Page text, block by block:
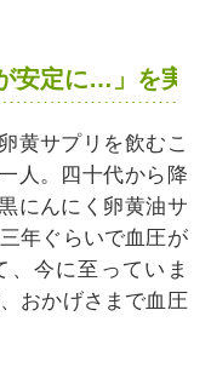
安定に…」を実
黄サプリを飲むこ
人。四十代から降
にんにく卵黄油サ
年ぐらいで血圧が
、今に至っていま
おかげさまで血圧